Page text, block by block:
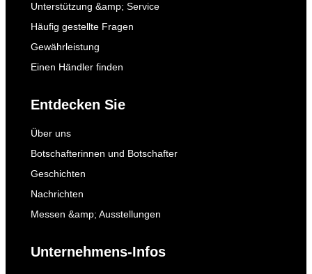
Unterstützung &amp; Service
Häufig gestellte Fragen
Gewährleistung
Einen Händler finden
Entdecken Sie
Über uns
Botschafterinnen und Botschafter
Geschichten
Nachrichten
Messen &amp; Ausstellungen
Unternehmens-Infos